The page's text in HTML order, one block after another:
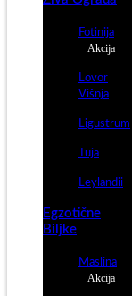
Fotinija
Akcija
Lovor
Višnja
Ligustrum
Tuja
Leylandii
Egzotične
Biljke
Maslina
Akcija